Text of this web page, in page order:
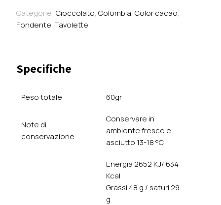
Categorie: Cioccolato, Colombia, Color cacao,
Fondente, Tavolette
Specifiche
Peso totale 60gr
Note di
conservazione
Conservare in
ambiente fresco e
asciutto 13-18 °C
Energia 2652 KJ/ 634
Kcal
Grassi 48 g / saturi 29
g